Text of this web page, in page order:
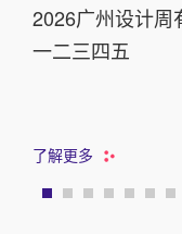
2026广州设计周
一二三四五
了解更多